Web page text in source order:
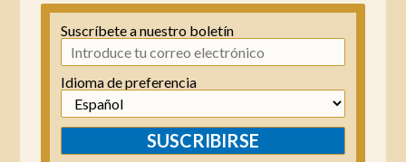
Suscríbete a nuestro boletín
Idioma de preferencia
SUSCRIBIRSE